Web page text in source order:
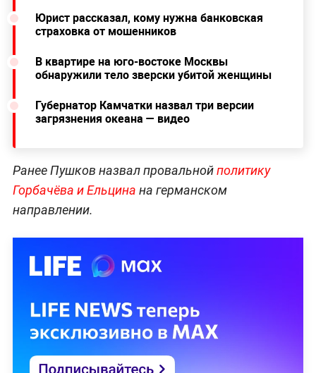
Юрист рассказал, кому нужна банковская
страховка от мошенников
В квартире на юго-востоке Москвы
обнаружили тело зверски убитой женщины
Губернатор Камчатки назвал три версии
загрязнения океана — видео
Ранее Пушков назвал провальнойполитику
Горбачёва и Ельцина на германском
направлении.